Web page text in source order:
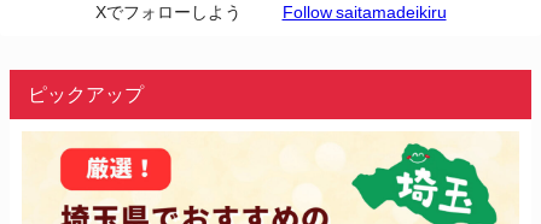
Xでフォローしよう Follow saitamadeikiru
ピックアップ